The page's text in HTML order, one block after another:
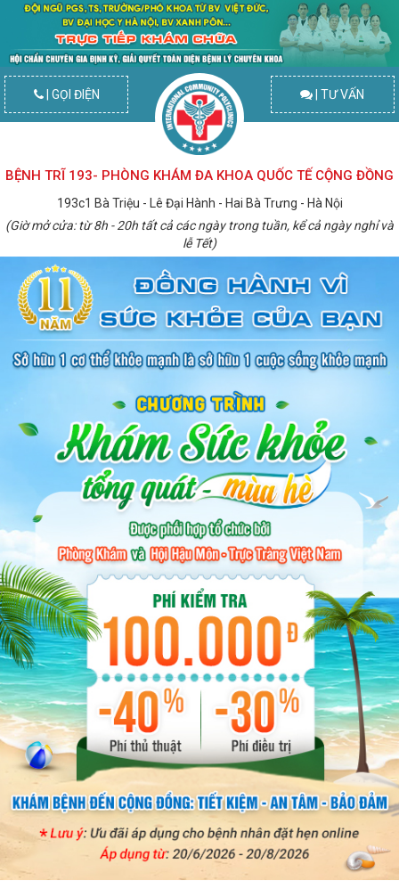
| GỌI ĐIỆN | TƯ VẤN
BỆNH TRĨ 193- PHÒNG KHÁM ĐA KHOA QUỐC TẾ CỘNG ĐỒNG
193c1 Bà Triệu - Lê Đại Hành - Hai Bà Trưng - Hà Nội
(Giờ mở cửa: từ 8h - 20h tất cả các ngày trong tuần, kể cả ngày nghỉ và
lễ Tết)